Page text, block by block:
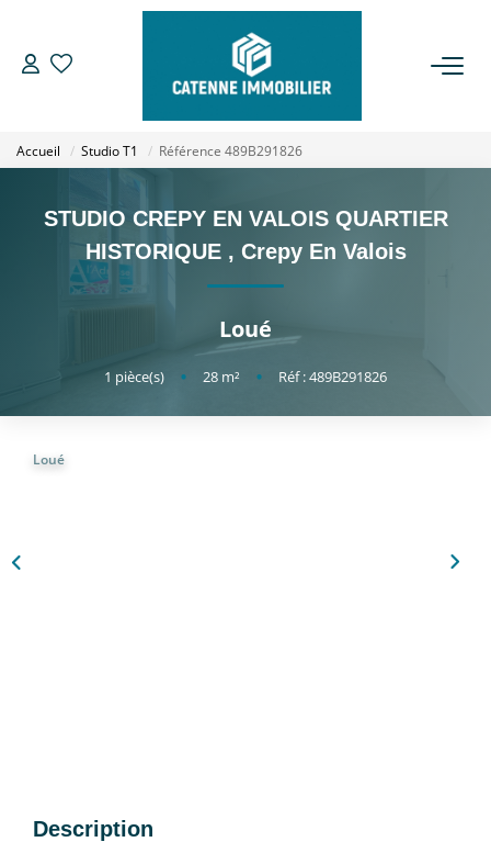
LOUER
ESTIMER
NOTRE AGENCE
Accueil Studio T1 Référence 489B291826
STUDIO CREPY EN VALOIS QUARTIER
HISTORIQUE , Crepy En Valois
Loué
1 pièce(s) • 28 m² • Réf : 489B291826
Loué
Description